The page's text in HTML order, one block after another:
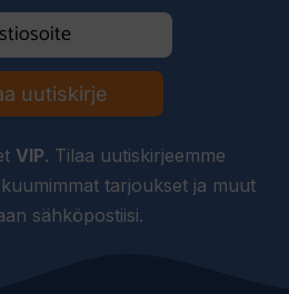
uutiskirje
VIP. Tilaa uutiskirjeemme
tarjoukset ja muut
sähköpostiisi.